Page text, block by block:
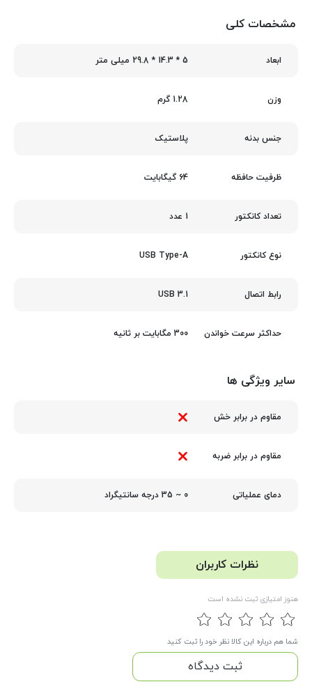
مشخصات کلی
ابعاد 5 * 14.3 * 29.8 میلی متر
وزن 1.28 گرم
جنس بدنه پلاستیک
ظرفیت حافظه 64 گیگابایت
تعداد کانکتور 1 عدد
نوع کانکتور USB Type-A
رابط اتصال USB 3.1
حداکثر سرعت خواندن 300 مگابایت بر ثانیه
سایر ویژگی ها
مقاوم در برابر خش
مقاوم در برابر ضربه
دمای عملیاتی 0 ~ 35 درجه سانتیگراد
نظرات کاربران
هنوز امتیازی ثبت نشده است
شما هم درباره این کالا نظر خود را ثبت کنید
ثبت دیدگاه